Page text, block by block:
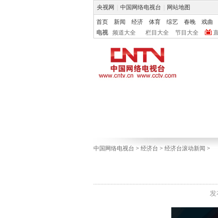
央视网 中国网络电视台 网站地图
首页 新闻 经济 体育 综艺 春晚
戏曲
电视
频道大全 栏目大全 节目大全
中国网络电视台 > 经济台 > 经济台滚动新闻 >